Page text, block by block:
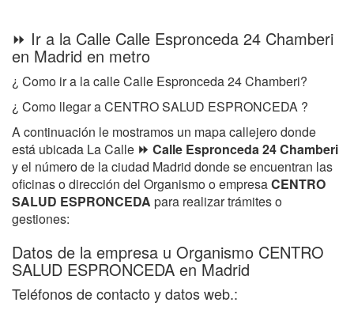
⏩ Ir a la Calle Calle Espronceda 24 Chamberi
en Madrid en metro
¿ Como ir a la calle Calle Espronceda 24 Chamberi?
¿ Como llegar a CENTRO SALUD ESPRONCEDA ?
A continuación le mostramos un mapa callejero donde
está ubicada La Calle ⏩ Calle Espronceda 24 Chamberi
y el número de la ciudad Madrid donde se encuentran las
oficinas o dirección del Organismo o empresaCENTRO
SALUD ESPRONCEDA para realizar trámites o
gestiones:
Datos de la empresa u Organismo CENTRO
SALUD ESPRONCEDA en Madrid
Teléfonos de contacto y datos web.: